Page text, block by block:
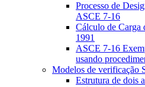
Processo de
ASCE 7-16
Cálculo de Carga
1991
ASCE 7-16
usando
Modelos de verificação
Estrutura de dois